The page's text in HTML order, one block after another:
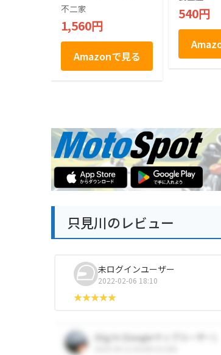
不二家
1,560円
Amazonで見る
540円
只見川のレビュー
未ログインユーザー
2022-02-06 18:10